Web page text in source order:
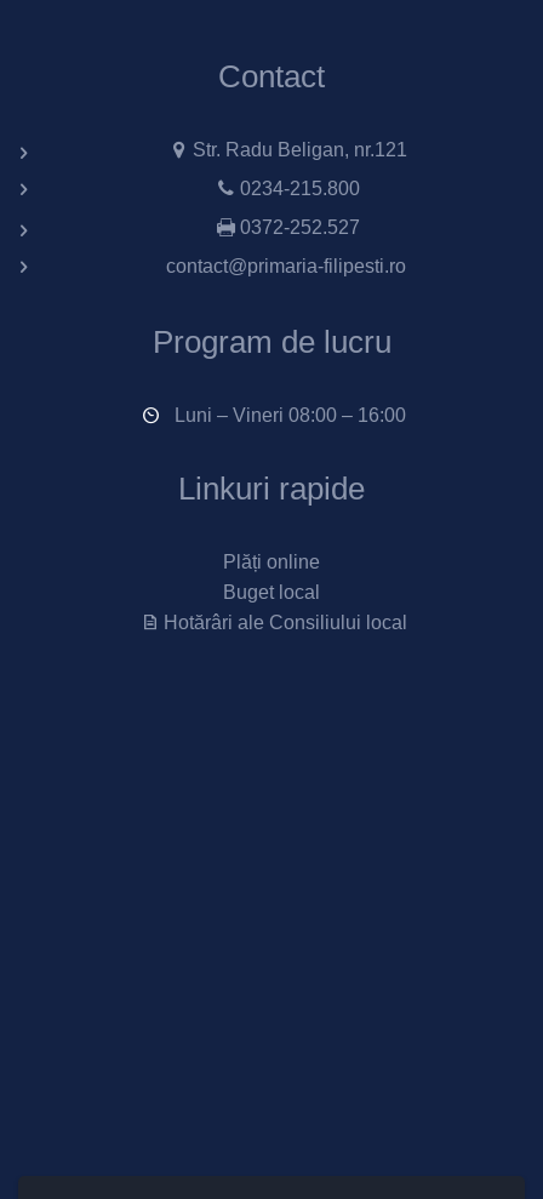
Contact
Str. Radu Beligan, nr.121
0234-215.800
0372-252.527
contact@primaria-filipesti.ro
Program de lucru
Luni – Vineri 08:00 – 16:00
Linkuri rapide
Plăți online
Buget local
Hotărâri ale Consiliului local